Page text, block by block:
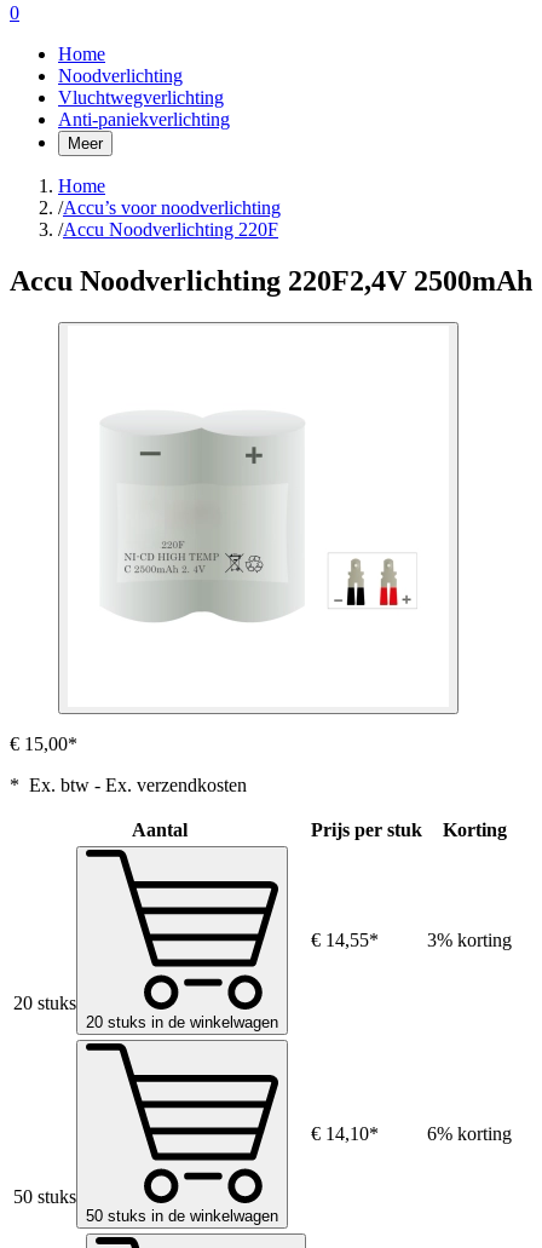
0
Home
Noodverlichting
Vluchtwegverlichting
Anti-paniekverlichting
Meer
Home
/Accu’s voor noodverlichting
/Accu Noodverlichting 220F
Accu Noodverlichting 220F2,4V 2500mAh
€ 15,00*
* Ex. btw - Ex. verzendkosten
Aantal Prijs per stuk Korting
20 stuks
20 stuks in de winkelwagen
€ 14,55* 3% korting
50 stuks
50 stuks in de winkelwagen
€ 14,10* 6% korting